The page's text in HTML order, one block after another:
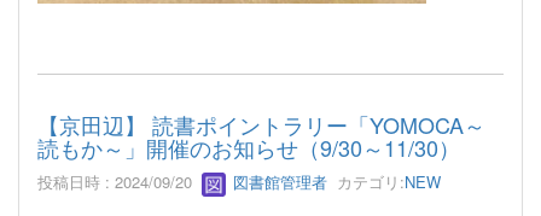
【京田辺】 読書ポイントラリー「YOMOCA～
読もか～」開催のお知らせ（9/30～11/30）
投稿日時 : 2024/09/20 図書館管理者 カテゴリ:NEW